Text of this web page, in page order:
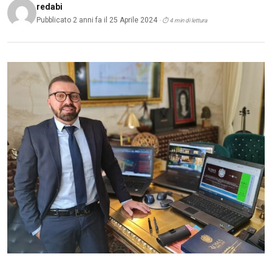
redabi
Pubblicato 2 anni fa il 25 Aprile 2024 · ⏱ 4 min di lettura